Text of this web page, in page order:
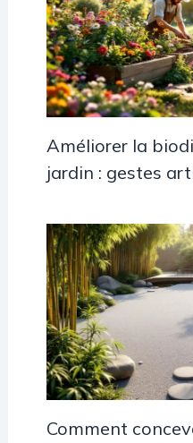
Améliorer la
jardin : gestes
Comment